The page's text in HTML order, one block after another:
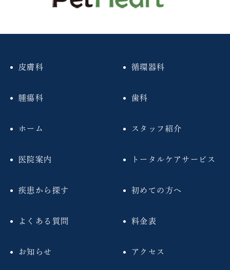
皮膚科 循環器科
腫瘍科 歯科
ホーム スタッフ紹介
医院案内 トータルケアサービス
疾患から探す 初めての方へ
よくある質問 料金表
お知らせ アクセス